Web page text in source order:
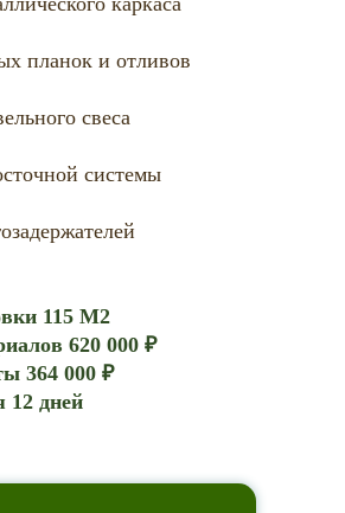
планок и отливов
свеса
системы
115 М2
620 000 ₽
364 000 ₽
12 дней